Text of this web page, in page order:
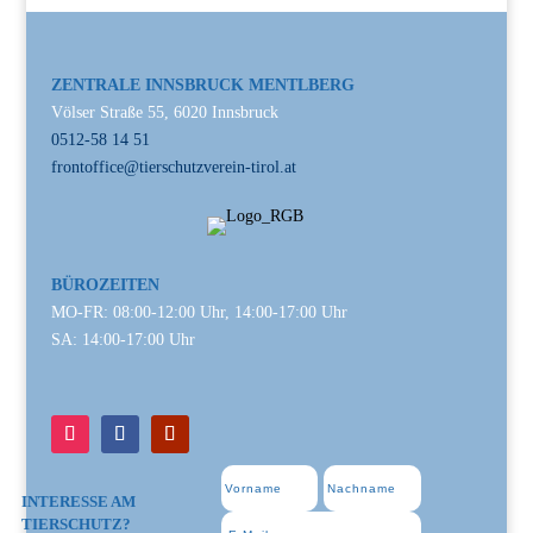
ZENTRALE INNSBRUCK MENTLBERG
Völser Straße 55, 6020 Innsbruck
0512-58 14 51
frontoffice@tierschutzverein-tirol.at
BÜROZEITEN
MO-FR: 08:00-12:00 Uhr, 14:00-17:00 Uhr
SA: 14:00-17:00 Uhr
INTERESSE AM
TIERSCHUTZ?